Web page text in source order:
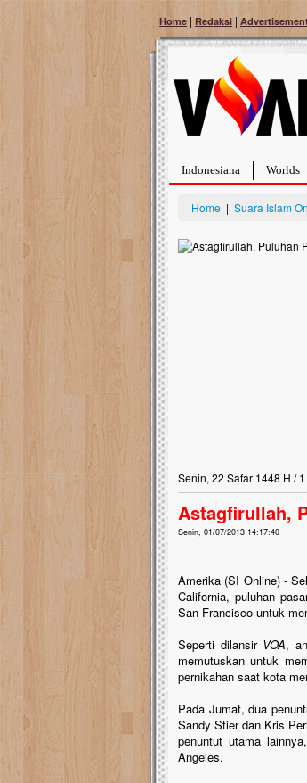
Home | Redaksi |
Indonesiana Worlds
Home | Suara Islam
Senin, 22 Safar 1448 H /
Astagfirullah,
Senin, 01/07/2013 14:17:40
Amerika (SI Online) -
California, puluhan
San Francisco untuk
Seperti dilansir VOA,
memutuskan untuk
pernikahan saat kota
Pada Jumat, dua
Sandy Stier dan Kris
penuntut utama
Angeles.